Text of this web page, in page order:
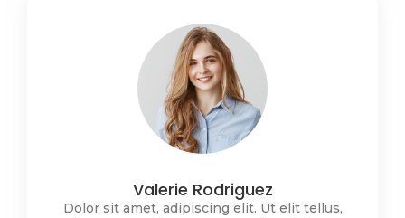
Valerie Rodriguez
Dolor sit amet, adipiscing elit. Ut elit tellus,